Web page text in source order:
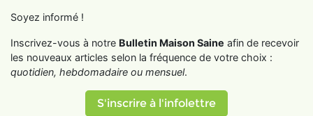
Soyez informé !
Inscrivez-vous à notre Bulletin Maison Saine afin de recevoir
les nouveaux articles selon la fréquence de votre choix :
quotidien, hebdomadaire ou mensuel.
S'inscrire à l'infolettre